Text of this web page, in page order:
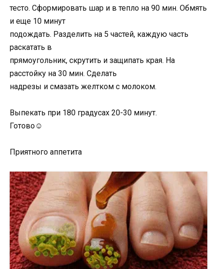
тесто. Сформировать шар и в тепло на 90 мин. Обмять
и еще 10 минут
подождать. Разделить на 5 частей, каждую часть
раскатать в
прямоугольник, скрутить и защипать края. На
расстойку на 30 мин. Сделать
надрезы и смазать желтком с молоком.
Выпекать при 180 градусах 20-30 минут.
Готово☺
Приятного аппетита